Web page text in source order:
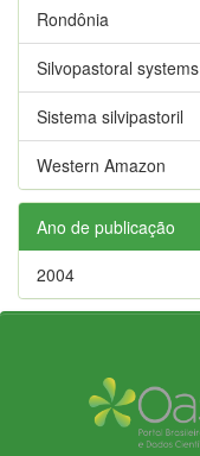
Rondônia
Silvopastoral systems
Sistema silvipastoril
Western Amazon
Ano de publicação
2004